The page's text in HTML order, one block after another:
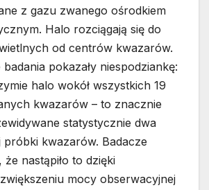
z gazu zwanego ośrodkiem
Halo rozciągają się do
od centrów kwazarów.
pokazały niespodziankę:
halo wokół wszystkich 19
kwazarów – to znacznie
statystycznie dwa
próbki kwazarów. Badacze
że nastąpiło to dzięki
mocy obserwacyjnej